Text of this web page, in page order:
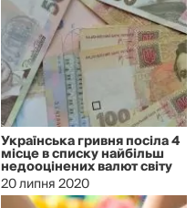
Українська гривня посіла 4
місце в списку найбільш
недооцінених валют світу
20 липня 2020